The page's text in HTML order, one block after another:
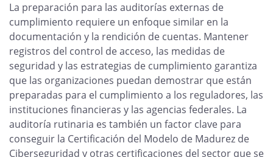
La preparación para las auditorías externas de
cumplimiento requiere un enfoque similar en la
documentación y la rendición de cuentas. Mantener
registros del control de acceso, las medidas de
seguridad y las estrategias de cumplimiento garantiza
que las organizaciones puedan demostrar que están
preparadas para el cumplimiento a los reguladores, las
instituciones financieras y las agencias federales. La
auditoría rutinaria es también un factor clave para
conseguir la Certificación del Modelo de Madurez de
Ciberseguridad y otras certificaciones del sector que se